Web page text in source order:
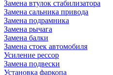
Замена втулок стабилизатора
Замена сальника привода
Замена подрамника
Замена рычага
Замена балки
Замена стоек автомобиля
Усиление рессор
Замена подвески
Установка фаркопа